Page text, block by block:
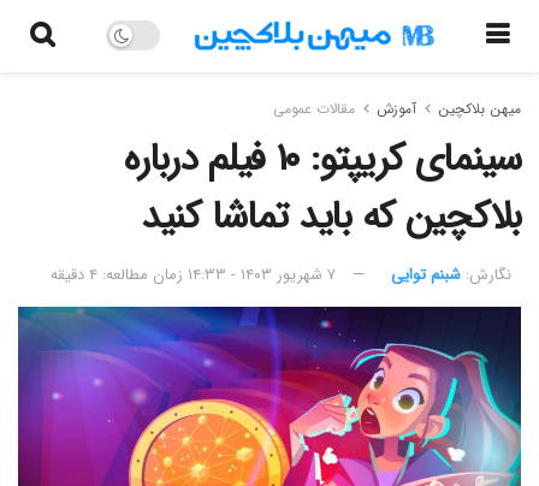
میهن بلاکچین آموزش مقالات عمومی
سینمای کریپتو: ۱۰ فیلم درباره
بلاکچین که باید تماشا کنید
نگارش:‌ شبنم توایی ۷ شهریور ۱۴۰۳ - ۱۴:۳۳ زمان مطالعه: ۴ دقیقه